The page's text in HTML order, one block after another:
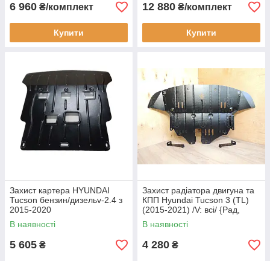
6 960 ₴/комплект
Купити
12 880 ₴/комплект
Купити
Захист картера HYUNDAI
Tucson бензин/дизельv-2.4 з
2015-2020
В наявності
5 605 ₴
Захист радіатора двигуна та
КПП Hyundai Tucson 3 (TL)
(2015-2021) /V: всі/ {Рад,
ДВС, КПП}
В наявності
4 280 ₴